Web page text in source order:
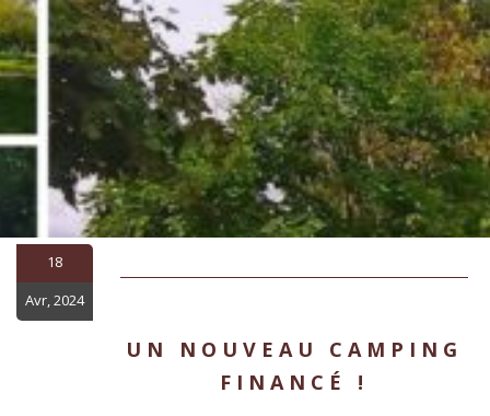
18
Avr, 2024
UN NOUVEAU CAMPING
FINANCÉ !